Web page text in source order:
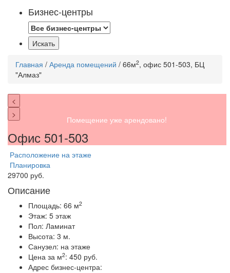
Бизнес-центры
Главная / Аренда помещений / 66м2, офис 501-503, БЦ
"Алмаз"
Помещение уже арендовано!
<
>
Офис 501-503
Расположение на этаже
Планировка
29700 руб.
Описание
Площадь: 66 м2
Этаж: 5 этаж
Пол: Ламинат
Высота: 3 м.
Санузел: на этаже
Цена за м2: 450 руб.
Адрес бизнес-центра: